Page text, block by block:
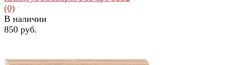
(0)
В наличии
850 руб.